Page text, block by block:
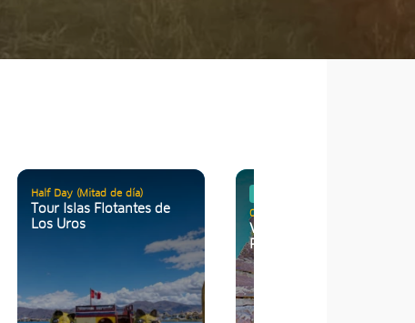
Half Day (Mitad de día)
Tour Islas Flotantes de
Los Uros
02 Días / 01 Noche
Víve la Semana Santa en
Puno